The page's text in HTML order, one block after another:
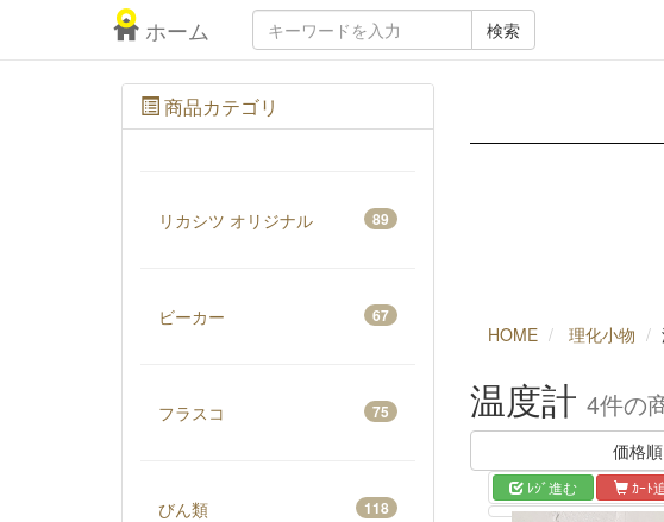
ホーム 検索
HOME 理化小物
温度計 4件の
価格順
ﾚｼﾞ進む ｶｰﾄ
商品カテゴリ
リカシツ オリジナル 89
ビーカー 67
フラスコ 75
びん類 118